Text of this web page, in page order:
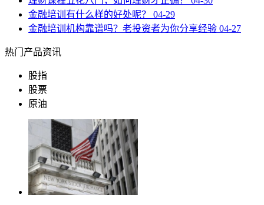
金融培训有什么样的好处呢？
04-29
金融培训机构靠谱吗？老投资者为你分享经验 04-27
热门产品资讯
股指
股票
原油